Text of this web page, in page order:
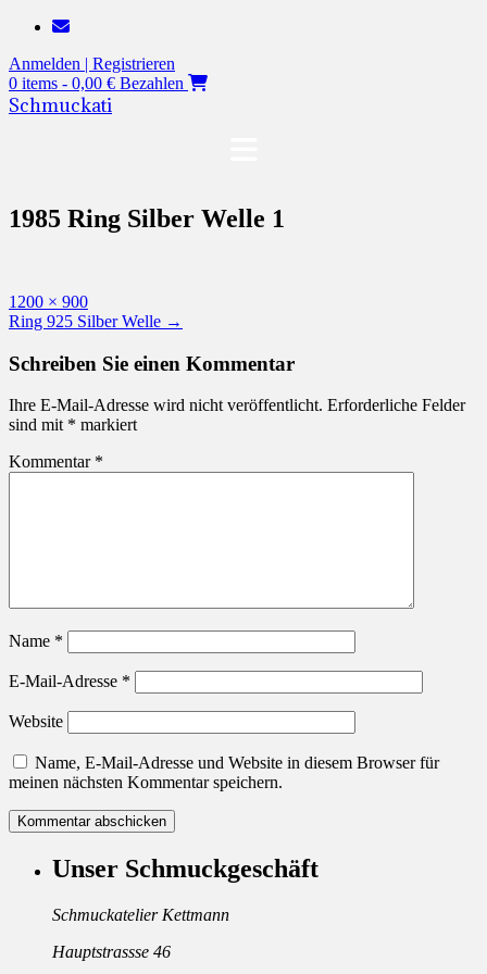
Zum
springen
Anmelden | Registrieren
0 items - 0,00 € Bezahlen
Schmuckati
1985 Ring Silber Welle 1
Originalgröße
1200 × 900
Beitragsnavigation
Ring 925 Silber Welle →
Schreiben Sie einen Kommentar
Ihre E-Mail-Adresse wird nicht veröffentlicht. Erforderliche Felder
sind mit * markiert
Kommentar *
Name *
E-Mail-Adresse *
Website
Name, E-Mail-Adresse und Website in diesem Browser für
meinen nächsten Kommentar speichern.
Unser Schmuckgeschäft
Schmuckatelier Kettmann
Hauptstrassse 46